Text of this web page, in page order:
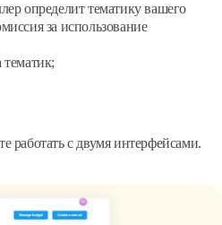
определит тематику вашего
за использование
работать с двумя интерфейсами.